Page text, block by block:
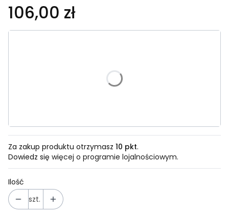
106,00 zł
Za zakup produktu otrzymasz 10 pkt.
Dowiedz się więcej o programie lojalnościowym.
Ilość
szt.